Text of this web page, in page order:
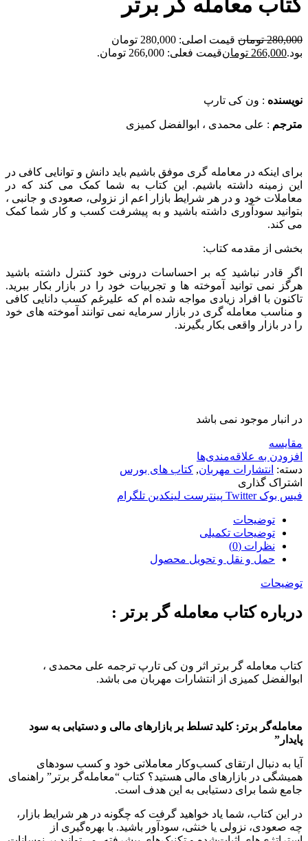
280,000 تومان
قیمت اصلی: 280,000 تومان
بود.266,000 تومانقیمت فعلی: 266,000 تومان.
نویسنده : ون کی تارپ
مترجم : علی محمدی ، ابوالفضل کمیزی
برای اینکه در معامله گری موفق باشیم باید دانش ‌و توانایی کافی در
این زمینه داشته باشیم. این کتاب به شما کمک می کند که در
معاملات خود و در هر شرایط بازار اعم از نزولی، صعودی و جانبی ،
بتوانید سودآوری داشته باشید و به پیشرفت کسب و کار شما کمک
می کند.
بخشی از مقدمه کتاب:
اگر قادر نباشید که بر احساسات درونی خود کنترل داشته باشید
هرگز نمی توانید آموخته ها و تجربیات خود را در بازار بکار ببرید.
تاکنون با افراد زیادی مواجه شده ام که علیرغم کسب دانایی کافی
و مناسب معامله گری در بازار سرمایه نمی توانند آموخته های خود
را در بازار واقعی بکار بگیرند.
در انبار موجود نمی باشد
مقایسه
افزودن به علاقه‌مندی‌ها
دسته: انتشارات مهربان, کتاب های بورس
اشتراک گذاری
فیس بوک Twitter پینترست لینکدین تلگرام
توضیحات
توضیحات تکمیلی
نظرات (0)
حمل و نقل و تحویل محصول
توضیحات
درباره کتاب معامله گر برتر :
کتاب معامله گر برتر اثر ون کی تارپ ترجمه علی محمدی ،
ابوالفضل کمیزی از انتشارات مهربان می باشد.
معامله‌گر برتر: کلید تسلط بر بازارهای مالی و دستیابی به سود
پایدار”
آیا به دنبال ارتقای کسب‌وکار معاملاتی خود و کسب سودهای
همیشگی در بازارهای مالی هستید؟ کتاب “معامله‌گر برتر” راهنمای
جامع شما برای دستیابی به این هدف است.
در این کتاب، شما یاد خواهید گرفت که چگونه در هر شرایط بازار،
چه صعودی، نزولی یا خنثی، سودآور باشید. با بهره‌گیری از